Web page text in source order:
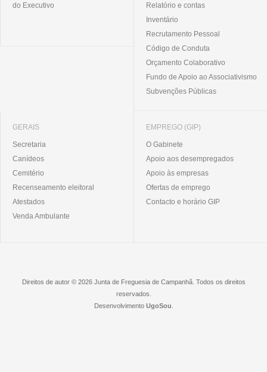
do Executivo
Relatório e contas
Inventário
Recrutamento Pessoal
Código de Conduta
Orçamento Colaborativo
Fundo de Apoio ao Associativismo
Subvenções Públicas
GERAIS
Secretaria
Canídeos
Cemitério
Recenseamento eleitoral
Atestados
Venda Ambulante
EMPREGO (GIP)
O Gabinete
Apoio aos desempregados
Apoio às empresas
Ofertas de emprego
Contacto e horário GIP
Direitos de autor © 2026 Junta de Freguesia de Campanhã. Todos os direitos
reservados.
Desenvolvimento UgoSou